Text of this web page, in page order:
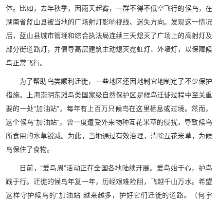
体。比如，去年秋季，因雨天起雾，一群不得不低空飞行的候鸟，在
湖南省蓝山县被当地的广场射灯影响视线、迷失方向。发现这一情况
后，蓝山县城市管理和综合执法局连续三天熄灭了广场上的高射灯及
部分街道路灯，并倡导高层建筑主动熄灭霓虹灯、外墙灯，以保障候
鸟正常飞行。
为了帮助鸟类顺利迁徙，一些地区还因地制宜地制定了不少保护
措施。上海崇明东滩鸟类国家级自然保护区是候鸟迁徙过程中至关重
要的一处“加油站”，每年有上百万只候鸟在这里栖息或过境。然而，
这个候鸟“加油站”，曾一度遭受外来物种互花米草的侵扰，导致候鸟
所食用的水草锐减。为此，当地通过有效治理，清除互花米草，为候
鸟保住了食物。
日前，“爱鸟周”活动正在全国各地陆续开展。爱鸟始于心，护鸟
践于行。迁徙的候鸟年复一年，历经艰难险阻，飞越千山万水。希望
这样守护候鸟的“加油站”越来越多，护好它们迁徙的道路。（何宇